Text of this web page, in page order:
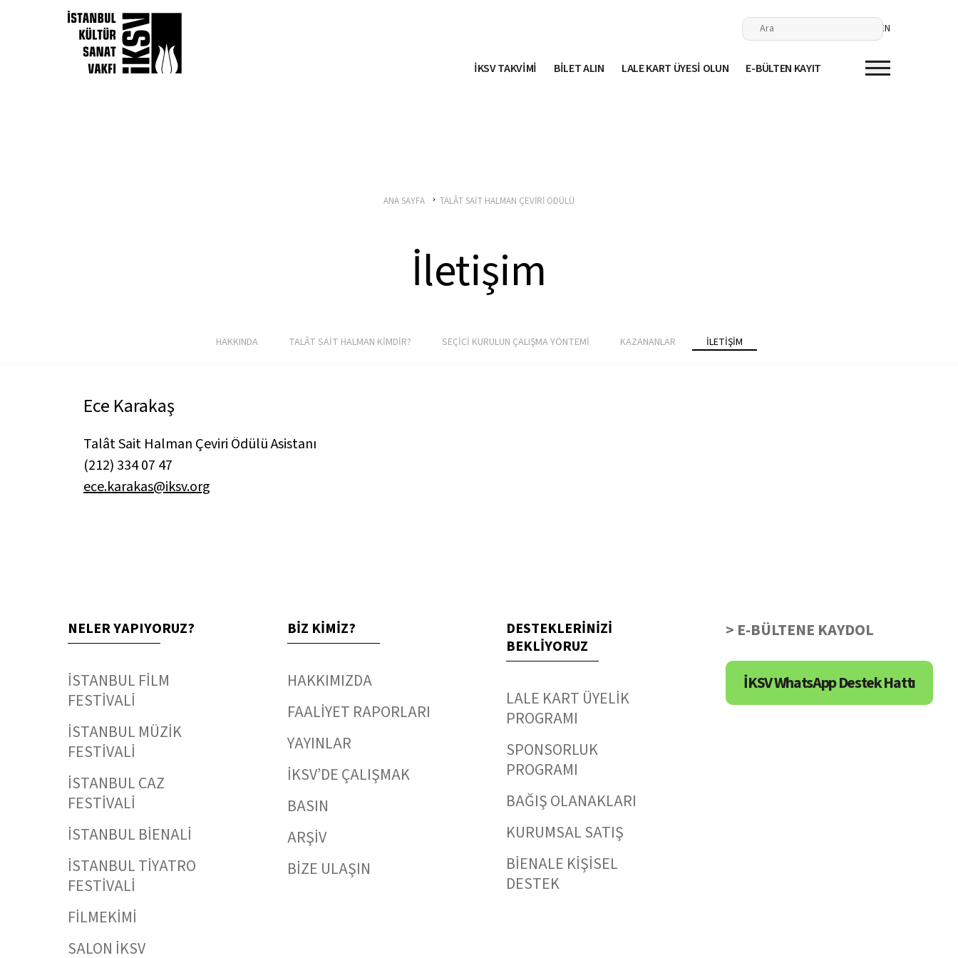
EN
İKSV TAKVİMİ BİLET ALIN LALE KART ÜYESİ OLUN E-BÜLTEN KAYIT
ANA SAYFA TALÂT SAİT HALMAN ÇEVİRİ ÖDÜLÜ
İletişim
HAKKINDA TALÂT SAİT HALMAN KİMDİR? SEÇİCİ KURULUN ÇALIŞMA YÖNTEMİ KAZANANLAR İLETİŞİM
Ece Karakaş
Talât Sait Halman Çeviri Ödülü Asistanı
(212) 334 07 47
ece.karakas@iksv.org
NELER YAPIYORUZ?
İSTANBUL FİLM
FESTİVALİ
İSTANBUL MÜZİK
FESTİVALİ
İSTANBUL CAZ
FESTİVALİ
İSTANBUL BİENALİ
İSTANBUL TİYATRO
FESTİVALİ
FİLMEKİMİ
SALON İKSV
BİZ KİMİZ?
HAKKIMIZDA
FAALİYET RAPORLARI
YAYINLAR
İKSV’DE ÇALIŞMAK
BASIN
ARŞİV
BİZE ULAŞIN
DESTEKLERİNİZİ
BEKLİYORUZ
LALE KART ÜYELİK
PROGRAMI
SPONSORLUK
PROGRAMI
BAĞIŞ OLANAKLARI
KURUMSAL SATIŞ
BİENALE KİŞİSEL
DESTEK
> E-BÜLTENE KAYDOL
İKSV WhatsApp Destek Hattı